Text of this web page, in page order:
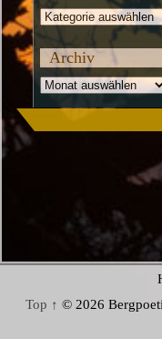
Kategorien
Archiv
Archiv
Top ↑ © 2026